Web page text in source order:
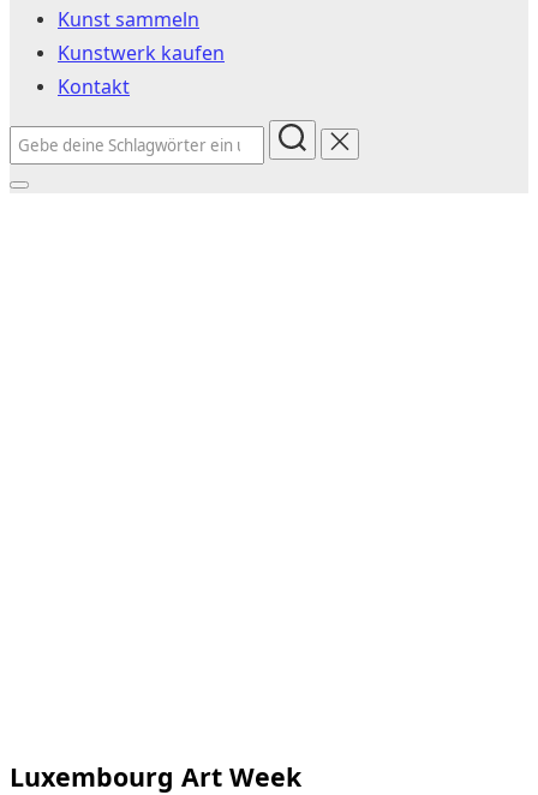
Kunst sammeln
Kunstwerk kaufen
Kontakt
Suchen
nach:
Seitenleiste
Luxembourg Art Week